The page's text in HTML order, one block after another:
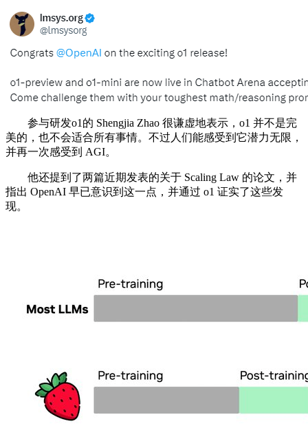
参与研发o1的 Shengjia Zhao 很谦虚地表示，o1 并不是完
美的，也不会适合所有事情。不过人们能感受到它潜力无限，
并再一次感受到 AGI。
他还提到了两篇近期发表的关于 Scaling Law 的论文，并
指出 OpenAI 早已意识到这一点，并通过 o1 证实了这些发
现。